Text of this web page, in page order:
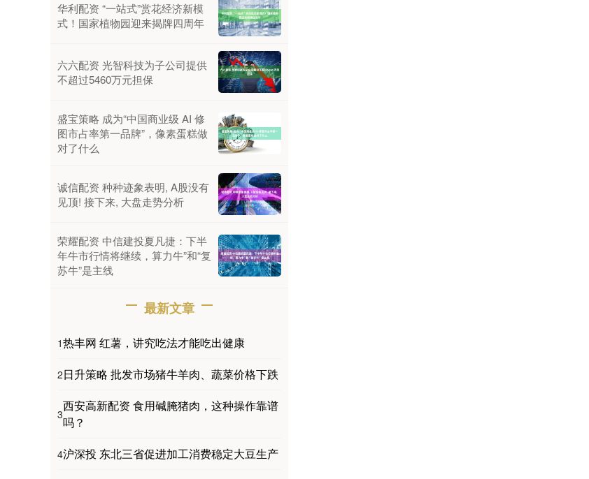
华利配资 “一站式”赏花经济新模
式！国家植物园迎来揭牌四周年
六六配资 光智科技为子公司提供
不超过5460万元担保
盛宝策略 成为“中国商业级 AI 修
图市占率第一品牌”，像素蛋糕做
对了什么
诚信配资 种种迹象表明, A股没有
见顶! 接下来, 大盘走势分析
荣耀配资 中信建投夏凡捷：下半
年牛市行情将继续，算力牛”和“复
苏牛”是主线
最新文章
1热丰网 红薯，讲究吃法才能吃出健康
2日升策略 批发市场猪牛羊肉、蔬菜价格下跌
3
西安高新配资 食用碱腌猪肉，这种操作靠谱
吗？
4沪深投 东北三省促进加工消费稳定大豆生产